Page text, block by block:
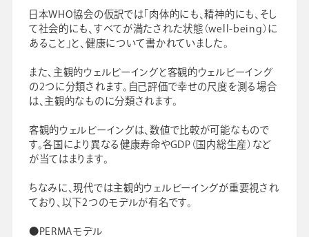
日本WHO協会の仮訳では「肉体的にも、精神的にも、そし
て社会的にも、すべてが満たされた状態（well-being）に
あること」と、健康について書かれていました。
また、主観的ウェルビーイングと客観的ウェルビーイング
の2つに分類されます。自己評価で幸せの尺度を測る場合
は、主観的なものに分類されます。
客観的ウェルビーイングは、数値で比較が可能なもので
す。各国により異なる健康寿命やGDP（国内総生産）など
が当てはまります。
ちなみに、現代では主観的ウェルビーイングが重要視され
ており、以下2つのモデルが有名です。
●PERMAモデル